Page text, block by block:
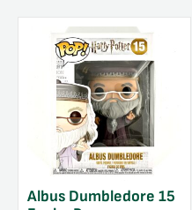
Albus Dumbledore 15